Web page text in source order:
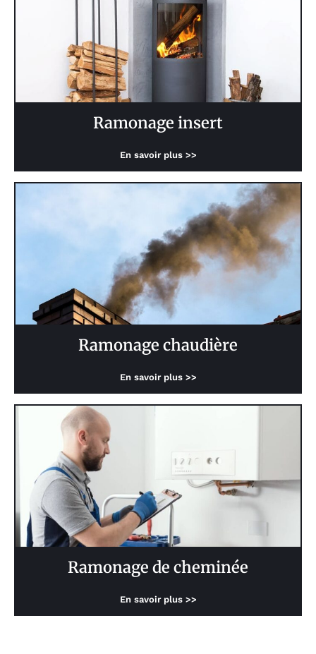
Ramonage insert
En savoir plus >>
Ramonage chaudière
En savoir plus >>
Ramonage de cheminée
En savoir plus >>